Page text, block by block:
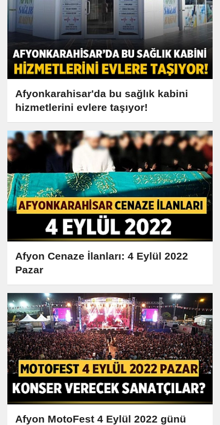
Afyonkarahisar'da bu sağlık kabini
hizmetlerini evlere taşıyor!
Afyon Cenaze İlanları: 4 Eylül 2022
Pazar
Afyon MotoFest 4 Eylül 2022 günü